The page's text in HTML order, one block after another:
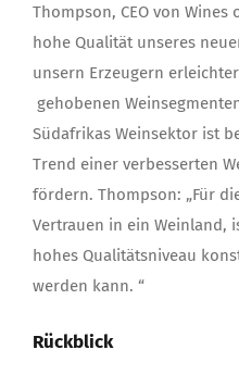
Thompson, CEO von Wines
hohe Qualität unseres
unsern Erzeugern
gehobenen
Südafrikas Weinsektor ist
Trend einer verbesserten
fördern. Thompson: „Für
Vertrauen in ein Weinland,
hohes Qualitätsniveau
werden kann. “
Rückblick